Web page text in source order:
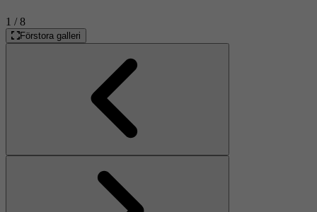
1 / 8
Förstora galleri
Föregående